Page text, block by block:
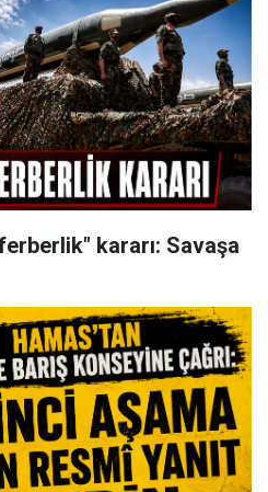
kararı: Savaşa